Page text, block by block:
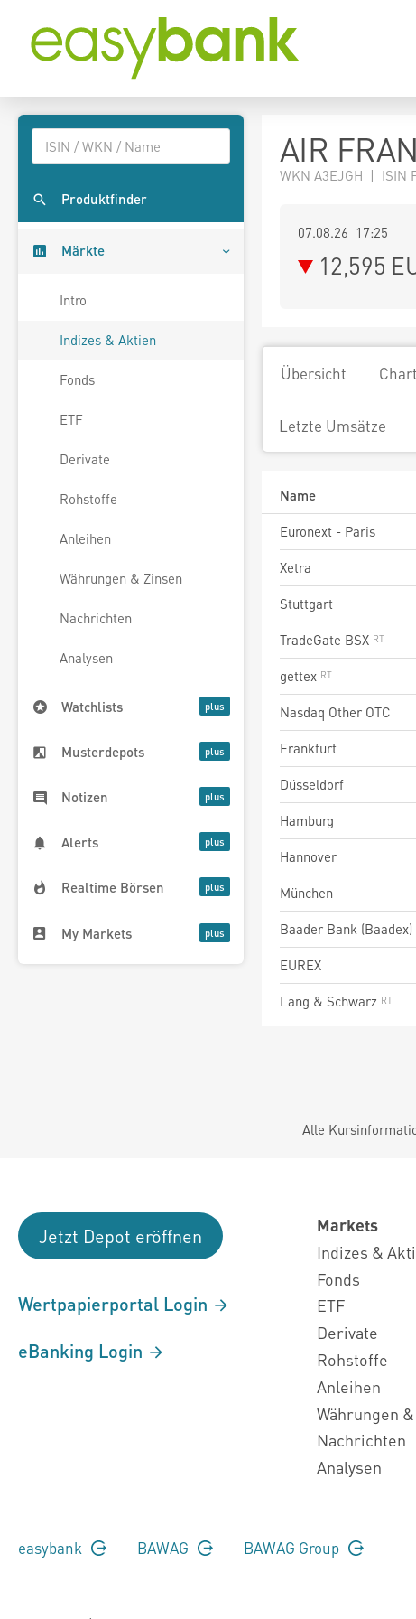
Produktfinder
Märkte
Intro
Indizes & Aktien
Fonds
ETF
Derivate
Rohstoffe
Anleihen
Währungen & Zinsen
Nachrichten
Analysen
Watchlists
Musterdepots
Notizen
Alerts
Realtime Börsen
My Markets
AIR
WKN A3EJGH | ISIN
07.08.26 17:25
12,595
Übersicht
Letzte Umsätze
Name
Euronext - Paris
Xetra
Stuttgart
TradeGate BSX
gettex
Nasdaq Other OTC
Frankfurt
Düsseldorf
Hamburg
Hannover
München
Baader Bank (Baadex)
EUREX
Lang & Schwarz
Alle
Jetzt Depot eröffnen
Wertpapierportal Login
eBanking Login
Markets
Indizes &
Fonds
ETF
Derivate
Rohstoffe
Anleihen
Währungen
Nachrichten
Analysen
easybank BAWAG BAWAG Group